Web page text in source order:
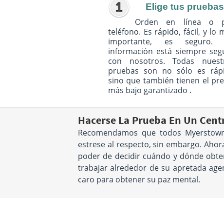
Elige tus pruebas
Orden en línea o
teléfono. Es rápido, fácil, y lo
importante, es seguro.
información está siempre
con nosotros. Todas
pruebas son no sólo es
sino que también tienen el
más bajo garantizado .
Hacerse La Prueba En Un
Recomendamos que todos
estrese al respecto, sin embargo.
poder de decidir cuándo y dónde
trabajar alrededor de su apretada
caro para obtener su paz mental.